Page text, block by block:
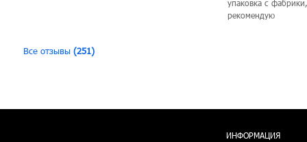
упаковка с
рекомендую
Все отзывы (251)
ИНФОРМАЦИЯ